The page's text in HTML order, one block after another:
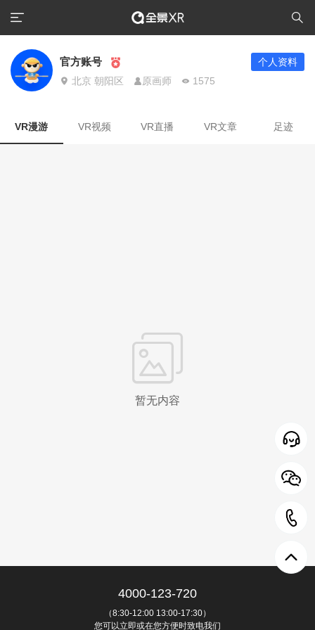
官方账号
北京 朝阳区 原画师 1575
个人资料
VR漫游 VR视频 VR直播 VR文章 足迹
暂无内容
4000-123-720
（8:30-12:00 13:00-17:30）
您可以立即或在您方便时致电我们